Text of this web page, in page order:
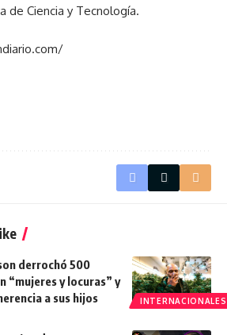
de Ciencia y Tecnología.
INTERNACIONALES
derrochó 500
“mujeres y locuras” y
a sus hijos